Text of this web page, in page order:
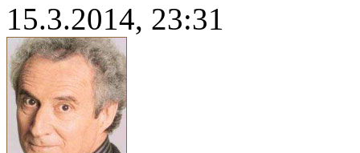
15.3.2014, 23:31